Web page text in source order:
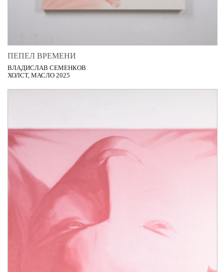
ПЕПЕЛ ВРЕМЕНИ
ВЛАДИСЛАВ СЕМЕНКОВ
ХОЛСТ, МАСЛО 2025